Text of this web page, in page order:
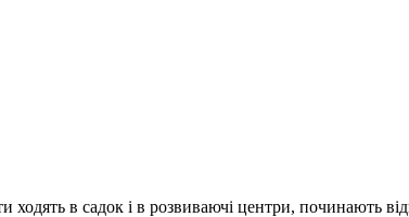
в садок і в розвиваючі центри, починають